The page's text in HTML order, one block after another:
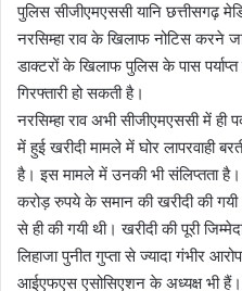
पुलिस सीजीएमएससी यानि छत्तीसगढ़
नरसिम्हा राव के खिलाफ नोटिस करने
डाक्टरों के खिलाफ पुलिस के पास
गिरफ्तारी हो सकती है।
नरसिम्हा राव अभी सीजीएमएससी में
में हुई खरीदी मामले में घोर लापरवाही
है। इस मामले में उनकी भी संलिप्तता
करोड़ रुपये के समान की खरीदी की गयी
से ही की गयी थी। खरीदी की पूरी
लिहाजा पुनीत गुप्ता से ज्यादा गंभीर
आईएफएस एसोसिएशन के अध्यक्ष भी हैं।